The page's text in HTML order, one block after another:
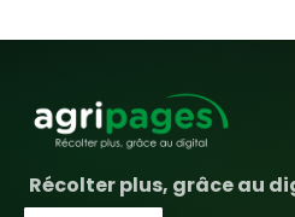
Récolter plus, grâce au